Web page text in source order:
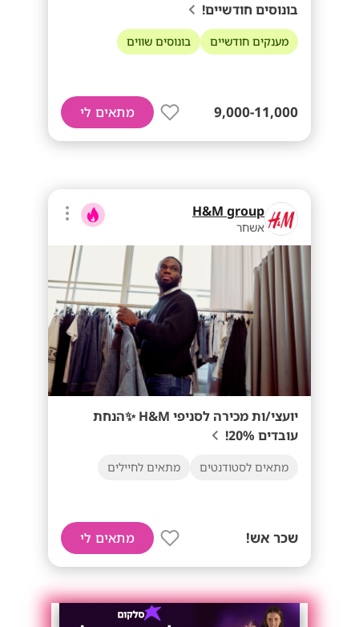
בונוסים חודשיים!
מענקים חודשיים בונוסים שווים
9,000-11,000 מתאים לי
H&M group
אשחר
יועצי/ות מכירה לסניפי H&M ✨הנחת
עובדים 20%!
מתאים לסטודנטים מתאים לחיילים
שכר אש! מתאים לי